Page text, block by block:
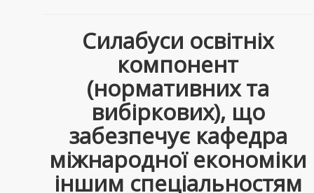
Силабуси освітніх
компонент
(нормативних та
вибіркових), що
забезпечує кафедра
міжнародної економіки
іншим спеціальностям